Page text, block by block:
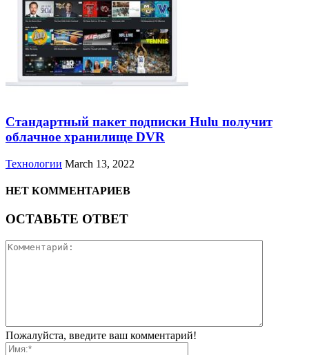
Стандартный пакет подписки Hulu получит
облачное хранилище DVR
Технологии March 13, 2022
НЕТ КОММЕНТАРИЕВ
ОСТАВЬТЕ ОТВЕТ
Пожалуйста, введите ваш комментарий!